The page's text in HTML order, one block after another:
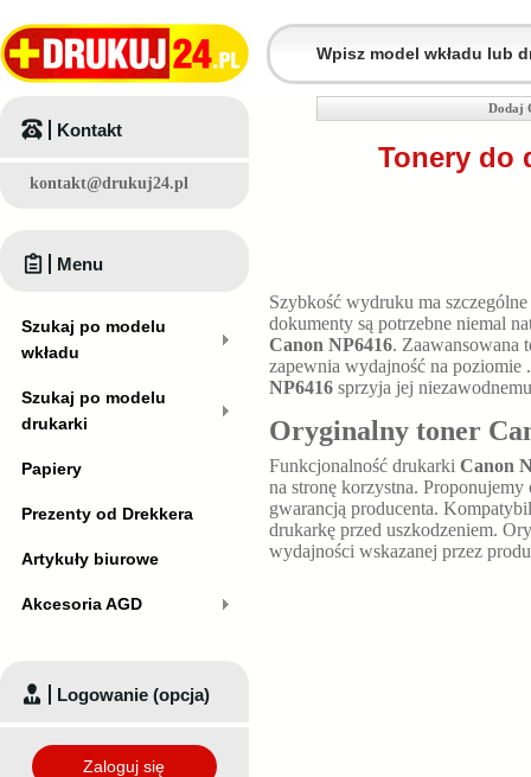
Dodaj
Tonery do
Szybkość wydruku ma
dokumenty są potrzebne niemal
Canon NP6416. Zaawansowana
zapewnia wydajność na poziomie
NP6416 sprzyja jej
Oryginalny toner
Funkcjonalność drukarki Canon
na stronę korzystna.
gwarancją producenta.
drukarkę przed uszkodzeniem.
wydajności wskazanej przez
Kontakt
kontakt@drukuj24.pl
Menu
Szukaj po modelu
wkładu
Szukaj po modelu
drukarki
Papiery
Prezenty od Drekkera
Artykuły biurowe
Akcesoria AGD
Logowanie (opcja)
Zaloguj się